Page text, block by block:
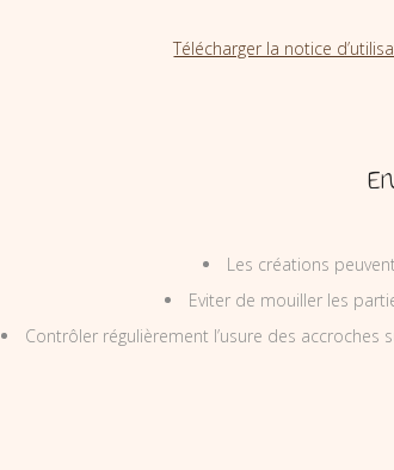
Télécharger la notice
Les créations
Eviter de mouiller les
Contrôler régulièrement l’usure des